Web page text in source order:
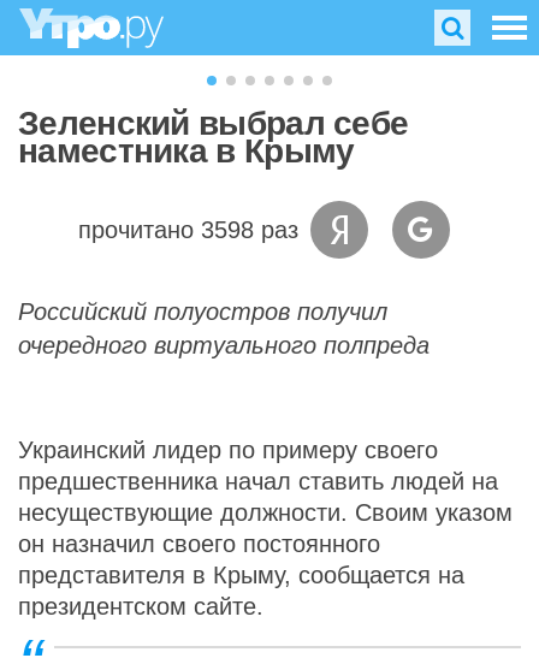
Зеленский выбрал себе
наместника в Крыму
прочитано 3598 раз
Российский полуостров получил
очередного виртуального полпреда
Украинский лидер по примеру своего
предшественника начал ставить людей на
несуществующие должности. Своим указом
он назначил своего постоянного
представителя в Крыму, сообщается на
президентском сайте.